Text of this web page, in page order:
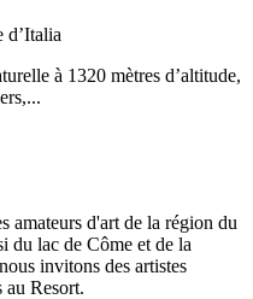
d’Italia
à 1320 mètres d’altitude,
amateurs d'art de la région du
du lac de Côme et de la
invitons des artistes
au Resort.